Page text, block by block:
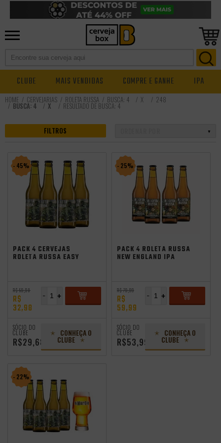
CLUBE MAIS VENDIDAS COMPRE E GANHE IPA
CERVEJARIAS ROLETA RUSSA BUSCA: 4 X 248
BUSCA: 4 X RESULTADO DE BUSCA: 4
FILTROS
- 45%
PACK 4 CERVEJAS
ROLETA RUSSA EASY
R$ 59,98
R$
32,98
+
-
SÓCIO DO
CLUBE
R$29,68
CONHEÇA O
CLUBE
- 25%
PACK 4 ROLETA RUSSA
NEW ENGLAND IPA
R$ 79,99
R$
59,99
+
-
SÓCIO DO
CLUBE
R$53,99
CONHEÇA O
CLUBE
- 22%